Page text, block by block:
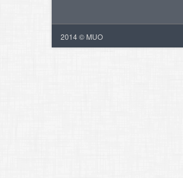
2014 © MUO